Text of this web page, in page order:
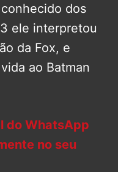
dos
ele interpretou
da Fox, e
ao Batman
do WhatsApp
no seu